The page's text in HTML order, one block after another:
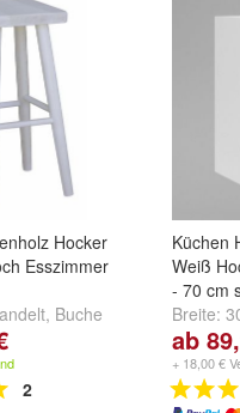
Hocker
Esszimmer
, Buche
2
Küchen
Weiß
- 70 cm
Breite:
...
ab
+ 18,00 €